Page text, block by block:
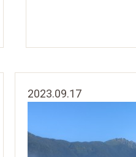
2023.09.17